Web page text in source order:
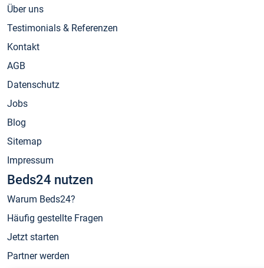
Über uns
Testimonials & Referenzen
Kontakt
AGB
Datenschutz
Jobs
Blog
Sitemap
Impressum
Beds24 nutzen
Warum Beds24?
Häufig gestellte Fragen
Jetzt starten
Partner werden